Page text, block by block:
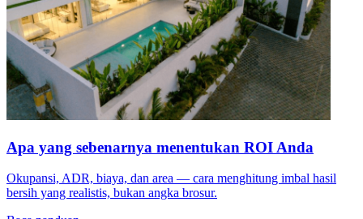
Apa yang sebenarnya menentukan ROI Anda
Okupansi, ADR, biaya, dan area — cara menghitung imbal hasil
bersih yang realistis, bukan angka brosur.